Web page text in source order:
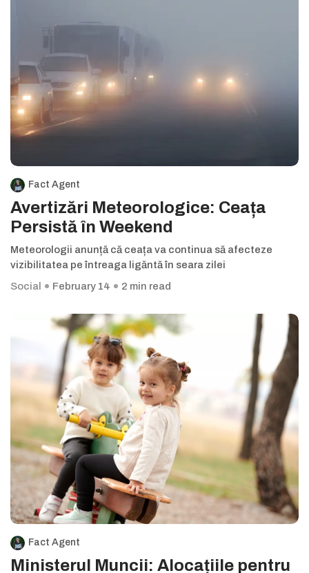
Fact Agent
Avertizări Meteorologice: Ceața
Persistă în Weekend
Meteorologii anunță că ceața va continua să afecteze
vizibilitatea pe întreaga ligăntă în seara zilei
Social
February 14 2 min read
Fact Agent
Ministerul Muncii: Alocațiile pentru